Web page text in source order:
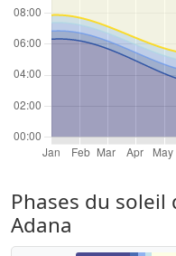
Phases du
Adana